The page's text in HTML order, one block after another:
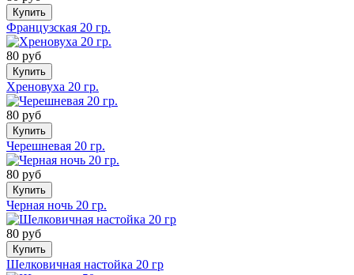
Купить
Французская 20 гр.
80 руб
Купить
Хреновуха 20 гр.
80 руб
Купить
Черешневая 20 гр.
80 руб
Купить
Черная ночь 20 гр.
80 руб
Купить
Шелковичная настойка 20 гр